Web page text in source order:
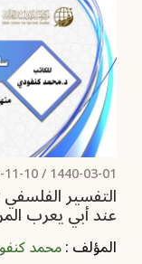
1440-03-01 /
10
عند أبي يعرب
المؤلف :محمد